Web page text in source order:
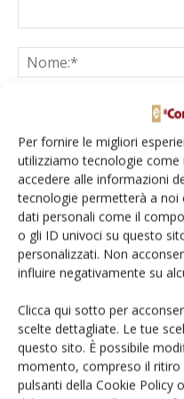
Per fornire le migliori
utilizziamo tecnologie
accedere alle informazioni
tecnologie permetterà a noi
dati personali come il
o gli ID univoci su questo
personalizzati. Non
influire negativamente su
Clicca qui sotto per
scelte dettagliate. Le tue
questo sito. È possibile
momento, compreso il ritiro
pulsanti della Cookie Policy
Salva il mio nome, email
prossima volta che
E-magazine